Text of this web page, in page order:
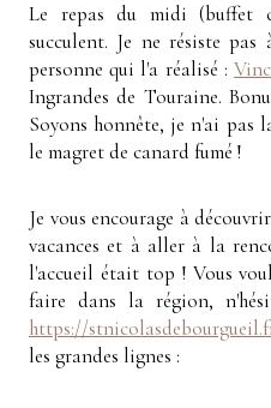
Le repas du midi (buffet
succulent. Je ne résiste
personne qui l'a réalisé :
Ingrandes de Touraine.
Soyons honnête, je n'ai pas
le magret de canard fumé !
Je vous encourage à
vacances et à aller à la
l'accueil était top ! Vous
faire dans la région,
https://
les grandes lignes :